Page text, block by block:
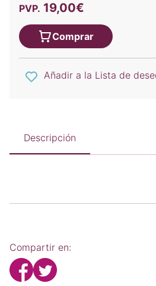
PVP. 19,00€
Comprar
Añadir a la Lista de
Descripción
Compartir en: